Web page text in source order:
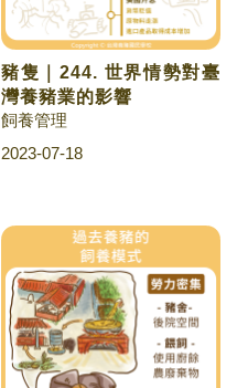
豬隻｜244. 世界情勢對臺
灣養豬業的影響
飼養管理
2023-07-18